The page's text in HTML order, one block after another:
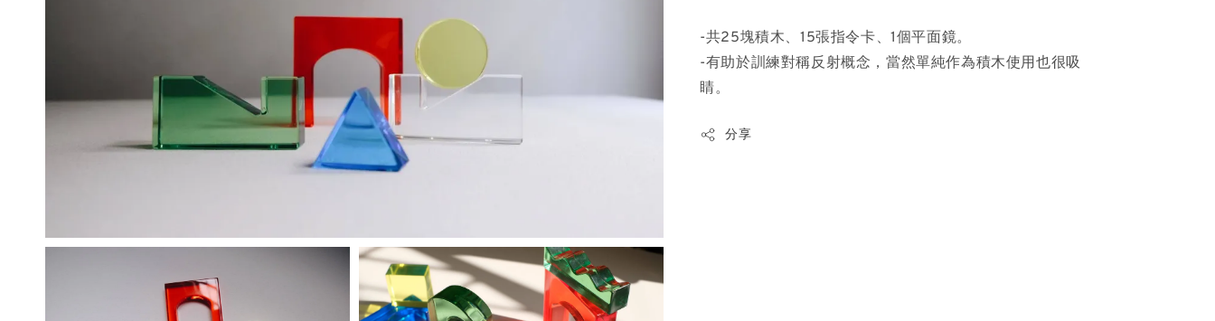
-共25塊積木、15張指令卡、1個平面鏡。
-有助於訓練對稱反射概念，當然單純作為積木使用也很吸
睛。
分享